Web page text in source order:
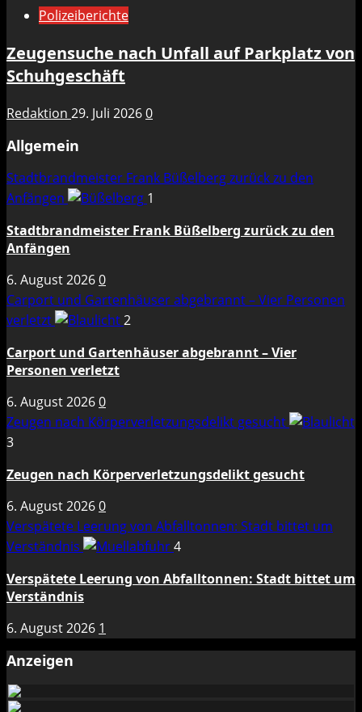
Polizeiberichte
Zeugensuche nach Unfall auf Parkplatz von
Schuhgeschäft
Redaktion 29. Juli 20260
Allgemein
Stadtbrandmeister Frank Büßelberg zurück zu den
Anfängen
1
Stadtbrandmeister Frank Büßelberg zurück zu den
Anfängen
6. August 20260
Carport und Gartenhäuser abgebrannt – Vier Personen
verletzt
2
Carport und Gartenhäuser abgebrannt – Vier
Personen verletzt
6. August 20260
Zeugen nach Körperverletzungsdelikt gesucht
3
Zeugen nach Körperverletzungsdelikt gesucht
6. August 20260
Verspätete Leerung von Abfalltonnen: Stadt bittet um
Verständnis
4
Verspätete Leerung von Abfalltonnen: Stadt bittet um
Verständnis
6. August 2026 1
Anzeigen